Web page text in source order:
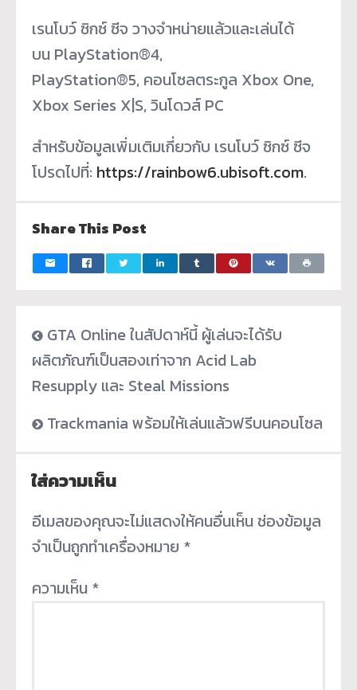
เรนโบว์ ซิกซ์ ซีจ วางจำหน่ายแล้วและเล่นได้
บน PlayStation®4,
PlayStation®5, คอนโซลตระกูล Xbox One,
Xbox Series X|S, วินโดวส์ PC
สำหรับข้อมูลเพิ่มเติมเกี่ยวกับ เรนโบว์ ซิกซ์ ซีจ
โปรดไปที่: https://rainbow6.ubisoft.com.
Share This Post
GTA Online ในสัปดาห์นี้ ผู้เล่นจะได้รับ
ผลิตภัณฑ์เป็นสองเท่าจาก Acid Lab
Resupply และ Steal Missions
Trackmania พร้อมให้เล่นแล้วฟรีบนคอนโซล
ใส่ความเห็น
อีเมลของคุณจะไม่แสดงให้คนอื่นเห็น ช่องข้อมูล
จำเป็นถูกทำเครื่องหมาย *
ความเห็น *